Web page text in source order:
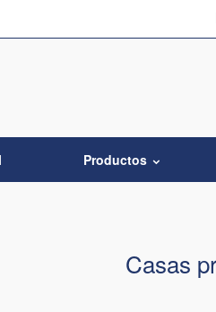
Productos
Casas